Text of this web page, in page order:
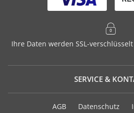
Ihre Daten werden SSL-
SERVICE &
Serviceportal
AGB Datenschutz